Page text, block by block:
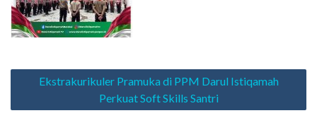
Navigasi
Ekstrakurikuler Pramuka di PPM Darul Istiqamah
Perkuat Soft Skills Santri